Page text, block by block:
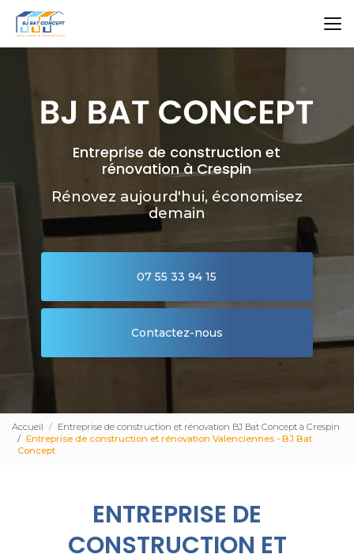
contenu
principal
Entreprise de construction et
rénovation à Crespin
Rénovez aujourd'hui, économisez
demain
07 55 33 94 15
Contactez-nous
Accueil
Entreprise de construction et rénovation BJ Bat Concept à Crespin
Entreprise de construction et rénovation Valenciennes - BJ Bat
Concept
ENTREPRISE DE
CONSTRUCTION ET